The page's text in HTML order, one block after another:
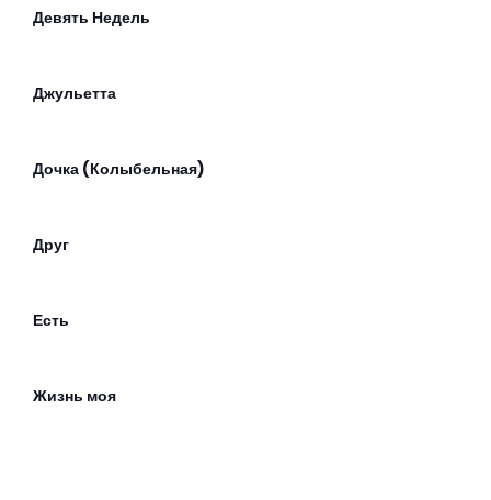
Девять Недель
Джульетта
Дочка (Колыбельная)
Друг
Есть
Жизнь моя